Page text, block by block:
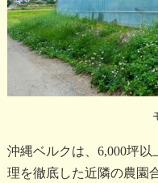
沖縄ベルクは、6,000坪
理を徹底した近隣の農園